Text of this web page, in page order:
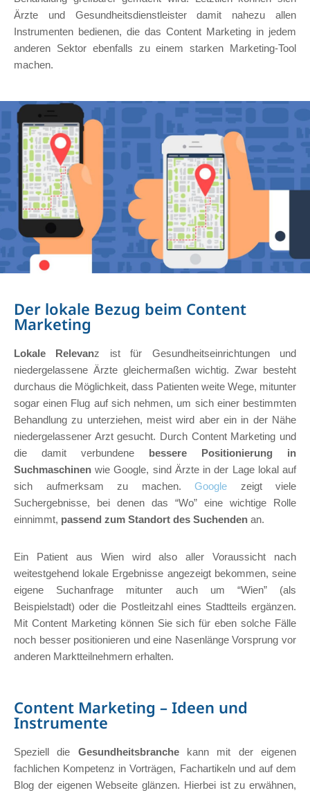
Ärzte und Gesundheitsdienstleister damit nahezu allen
Instrumenten bedienen, die das Content Marketing in jedem
anderen Sektor ebenfalls zu einem starken Marketing-Tool
machen.
Der lokale Bezug beim Content
Marketing
Lokale Relevanz ist für Gesundheitseinrichtungen und
niedergelassene Ärzte gleichermaßen wichtig. Zwar besteht
durchaus die Möglichkeit, dass Patienten weite Wege, mitunter
sogar einen Flug auf sich nehmen, um sich einer bestimmten
Behandlung zu unterziehen, meist wird aber ein in der Nähe
niedergelassener Arzt gesucht. Durch Content Marketing und
die damit verbundene bessere Positionierung in
Suchmaschinen wie Google, sind Ärzte in der Lage lokal auf
sich aufmerksam zu machen. Google zeigt viele
Suchergebnisse, bei denen das “Wo” eine wichtige Rolle
einnimmt, passend zum Standort des Suchenden an.
Ein Patient aus Wien wird also aller Voraussicht nach
weitestgehend lokale Ergebnisse angezeigt bekommen, seine
eigene Suchanfrage mitunter auch um “Wien” (als
Beispielstadt) oder die Postleitzahl eines Stadtteils ergänzen.
Mit Content Marketing können Sie sich für eben solche Fälle
noch besser positionieren und eine Nasenlänge Vorsprung vor
anderen Marktteilnehmern erhalten.
Content Marketing – Ideen und
Instrumente
Speziell die Gesundheitsbranchekann mit der eigenen
fachlichen Kompetenz in Vorträgen, Fachartikeln und auf dem
Blog der eigenen Webseite glänzen. Hierbei ist zu erwähnen,